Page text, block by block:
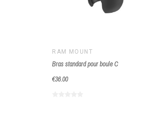
RAM MOUNT
Bras standard pour boule C
€36.00